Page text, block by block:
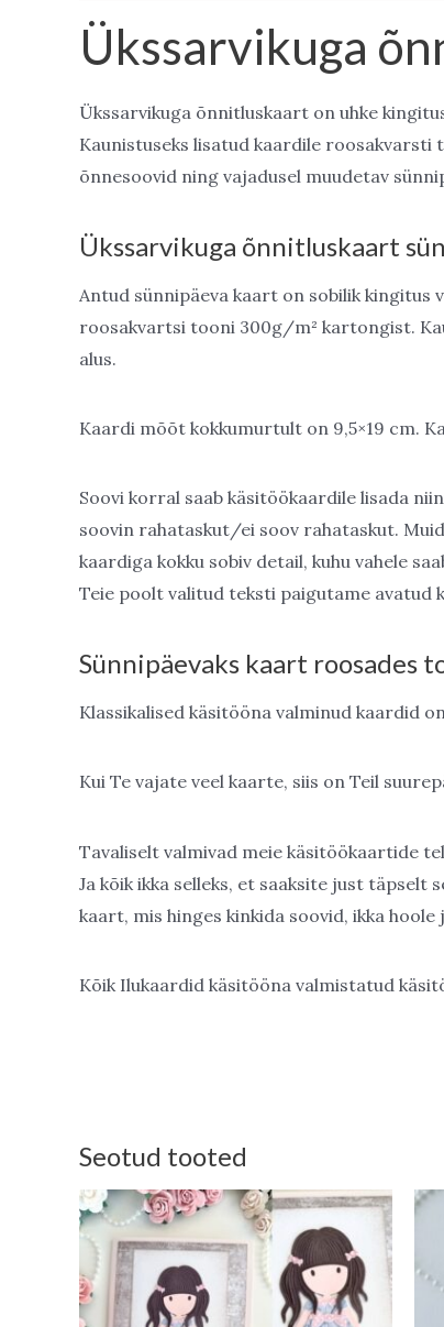
Ükssarvikuga
Ükssarvikuga õnnitluskaart on uhke
Kaunistuseks lisatud kaardile
õnnesoovid ning vajadusel muudetav
Ükssarvikuga õnnitluskaart
Antud sünnipäeva kaart on sobilik kingitus
roosakvartsi tooni 300g/m² kartongist.
alus.
Kaardi mõõt kokkumurtult on 9,5×19 cm.
Soovi korral saab käsitöökaardile lisada
soovin rahataskut/ei soov rahataskut.
kaardiga kokku sobiv detail, kuhu vahele
Teie poolt valitud teksti paigutame
Sünnipäevaks kaart roosades
Klassikalised käsitööna valminud kaardid
Kui Te vajate veel kaarte, siis on Teil
Tavaliselt valmivad meie käsitöökaartide
Ja kõik ikka selleks, et saaksite just täpselt
kaart, mis hinges kinkida soovid, ikka
Kõik Ilukaardid käsitööna valmistatud
Seotud tooted